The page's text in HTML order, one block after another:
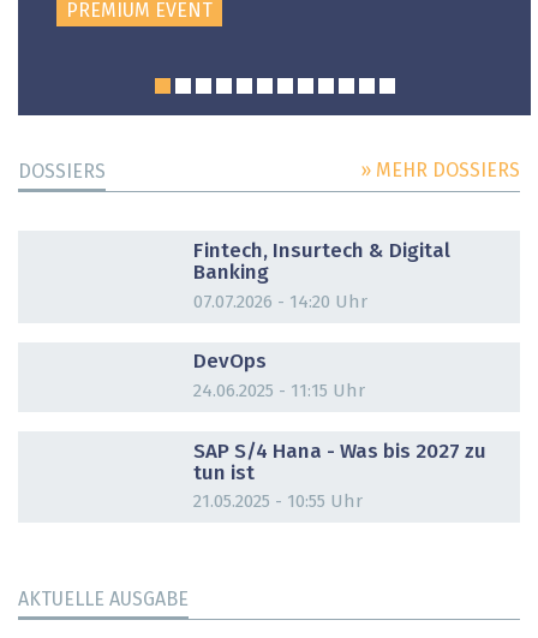
PREMIUM EVENT
DOSSIERS » MEHR DOSSIERS
Fintech, Insurtech & Digital
Banking
07.07.2026 - 14:20 Uhr
DevOps
24.06.2025 - 11:15 Uhr
SAP S/4 Hana - Was bis 2027 zu
tun ist
21.05.2025 - 10:55 Uhr
AKTUELLE AUSGABE